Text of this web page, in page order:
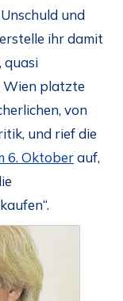
und
ihr damit
quasi
Wien platzte
von
und rief die
6. Oktoberauf,